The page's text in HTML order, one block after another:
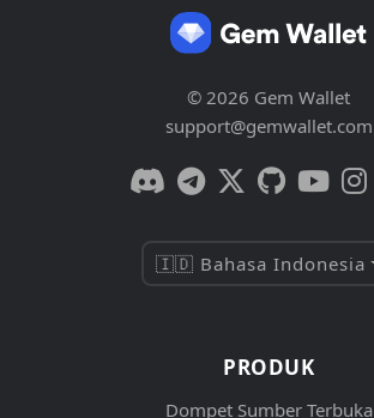
© 2026 Gem Wallet
support@gemwallet.com
🇮🇩 Bahasa Indonesia
PRODUK
Dompet Sumber Terbuka